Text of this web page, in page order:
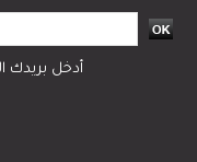
أدخل بريدك